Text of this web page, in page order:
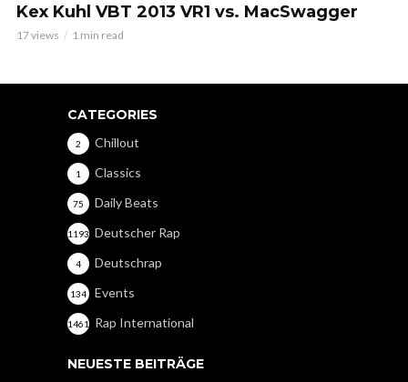
Kex Kuhl VBT 2013 VR1 vs. MacSwagger
17 views 1 min read
CATEGORIES
Chillout
2
Classics
1
Daily Beats
75
Deutscher Rap
1193
Deutschrap
4
Events
134
Rap International
1461
NEUESTE BEITRÄGE